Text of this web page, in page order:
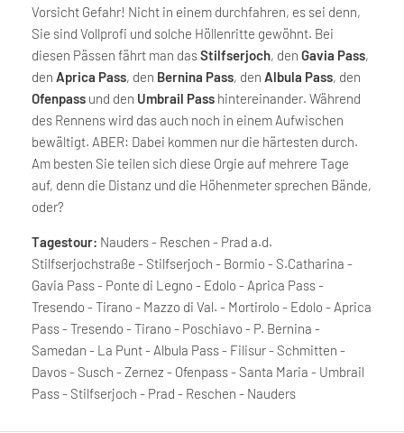
Vorsicht Gefahr! Nicht in einem durchfahren, es sei denn,
Sie sind Vollprofi und solche Höllenritte gewöhnt. Bei
diesen Pässen fährt man dasStilfserjoch, den Gavia Pass,
den Aprica Pass, den Bernina Pass, den Albula Pass, den
Ofenpass und den Umbrail Pass hintereinander. Während
des Rennens wird das auch noch in einem Aufwischen
bewältigt. ABER: Dabei kommen nur die härtesten durch.
Am besten Sie teilen sich diese Orgie auf mehrere Tage
auf, denn die Distanz und die Höhenmeter sprechen Bände,
oder?
Tagestour: Nauders - Reschen - Prad a.d.
Stilfserjochstraße - Stilfserjoch - Bormio - S.Catharina -
Gavia Pass - Ponte di Legno - Edolo - Aprica Pass -
Tresendo - Tirano - Mazzo di Val. - Mortirolo - Edolo - Aprica
Pass - Tresendo - Tirano - Poschiavo - P. Bernina -
Samedan - La Punt - Albula Pass - Filisur - Schmitten -
Davos - Susch - Zernez - Ofenpass - Santa Maria - Umbrail
Pass - Stilfserjoch - Prad - Reschen - Nauders